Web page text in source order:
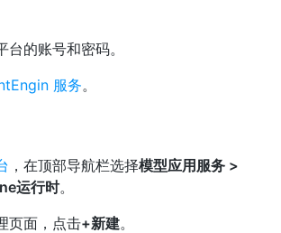
台的账号和密码。
服务。
，在顶部导航栏选择模型应用服务 >
运行时。
页面，点击+新建。